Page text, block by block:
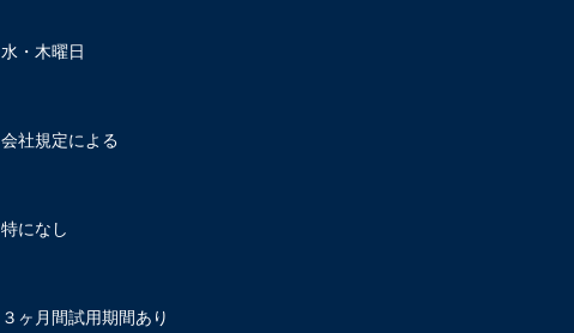
水・木曜日
会社規定による
特になし
３ヶ月間試用期間あり